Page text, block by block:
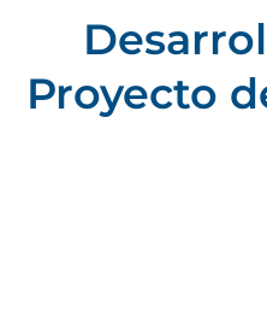
Proyecto